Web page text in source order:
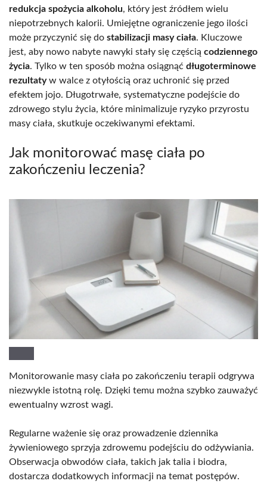
redukcja spożycia alkoholu, który jest źródłem wielu
niepotrzebnych kalorii. Umiejętne ograniczenie jego ilości
może przyczynić się do stabilizacji masy ciała. Kluczowe
jest, aby nowo nabyte nawyki stały się częścią codziennego
życia. Tylko w ten sposób można osiągnąć długoterminowe
rezultatyw walce z otyłością oraz uchronić się przed
efektem jojo. Długotrwałe, systematyczne podejście do
zdrowego stylu życia, które minimalizuje ryzyko przyrostu
masy ciała, skutkuje oczekiwanymi efektami.
Jak monitorować masę ciała po
zakończeniu leczenia?
Monitorowanie masy ciała po zakończeniu terapii odgrywa
niezwykle istotną rolę. Dzięki temu można szybko zauważyć
ewentualny wzrost wagi.
Regularne ważenie się oraz prowadzenie dziennika
żywieniowego sprzyja zdrowemu podejściu do odżywiania.
Obserwacja obwodów ciała, takich jak talia i biodra,
dostarcza dodatkowych informacji na temat postępów.